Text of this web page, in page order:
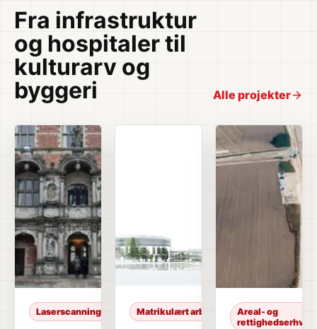
Fra infrastruktur
og hospitaler til
kulturarv og
byggeri
Alle projekter
Laserscanning Matrikulært arbejde
Areal- og